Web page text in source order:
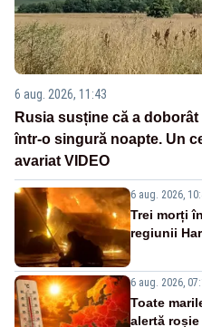
6 aug. 2026, 11:43
Rusia susține că a
într-o singură noapte. Un
avariat VIDEO
6 aug. 2026,
Trei morți
regiunii
6 aug. 2026,
Toate
alertă